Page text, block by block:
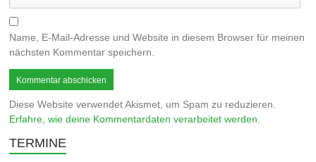
Name, E-Mail-Adresse und Website in diesem Browser für meinen
nächsten Kommentar speichern.
Diese Website verwendet Akismet, um Spam zu reduzieren.
Erfahre, wie deine Kommentardaten verarbeitet werden.
TERMINE